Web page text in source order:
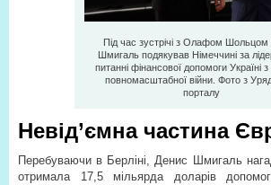
Під час зустрічі з Олафом Шольцом
Шмигаль подякував Німеччині за
питанні фінансової допомоги Україні
повномасштабної війни. Фото з
порталу
Невід’ємна частина
Перебуваючи в Берліні, Денис Шмигаль
отримала 17,5 мільярда доларів